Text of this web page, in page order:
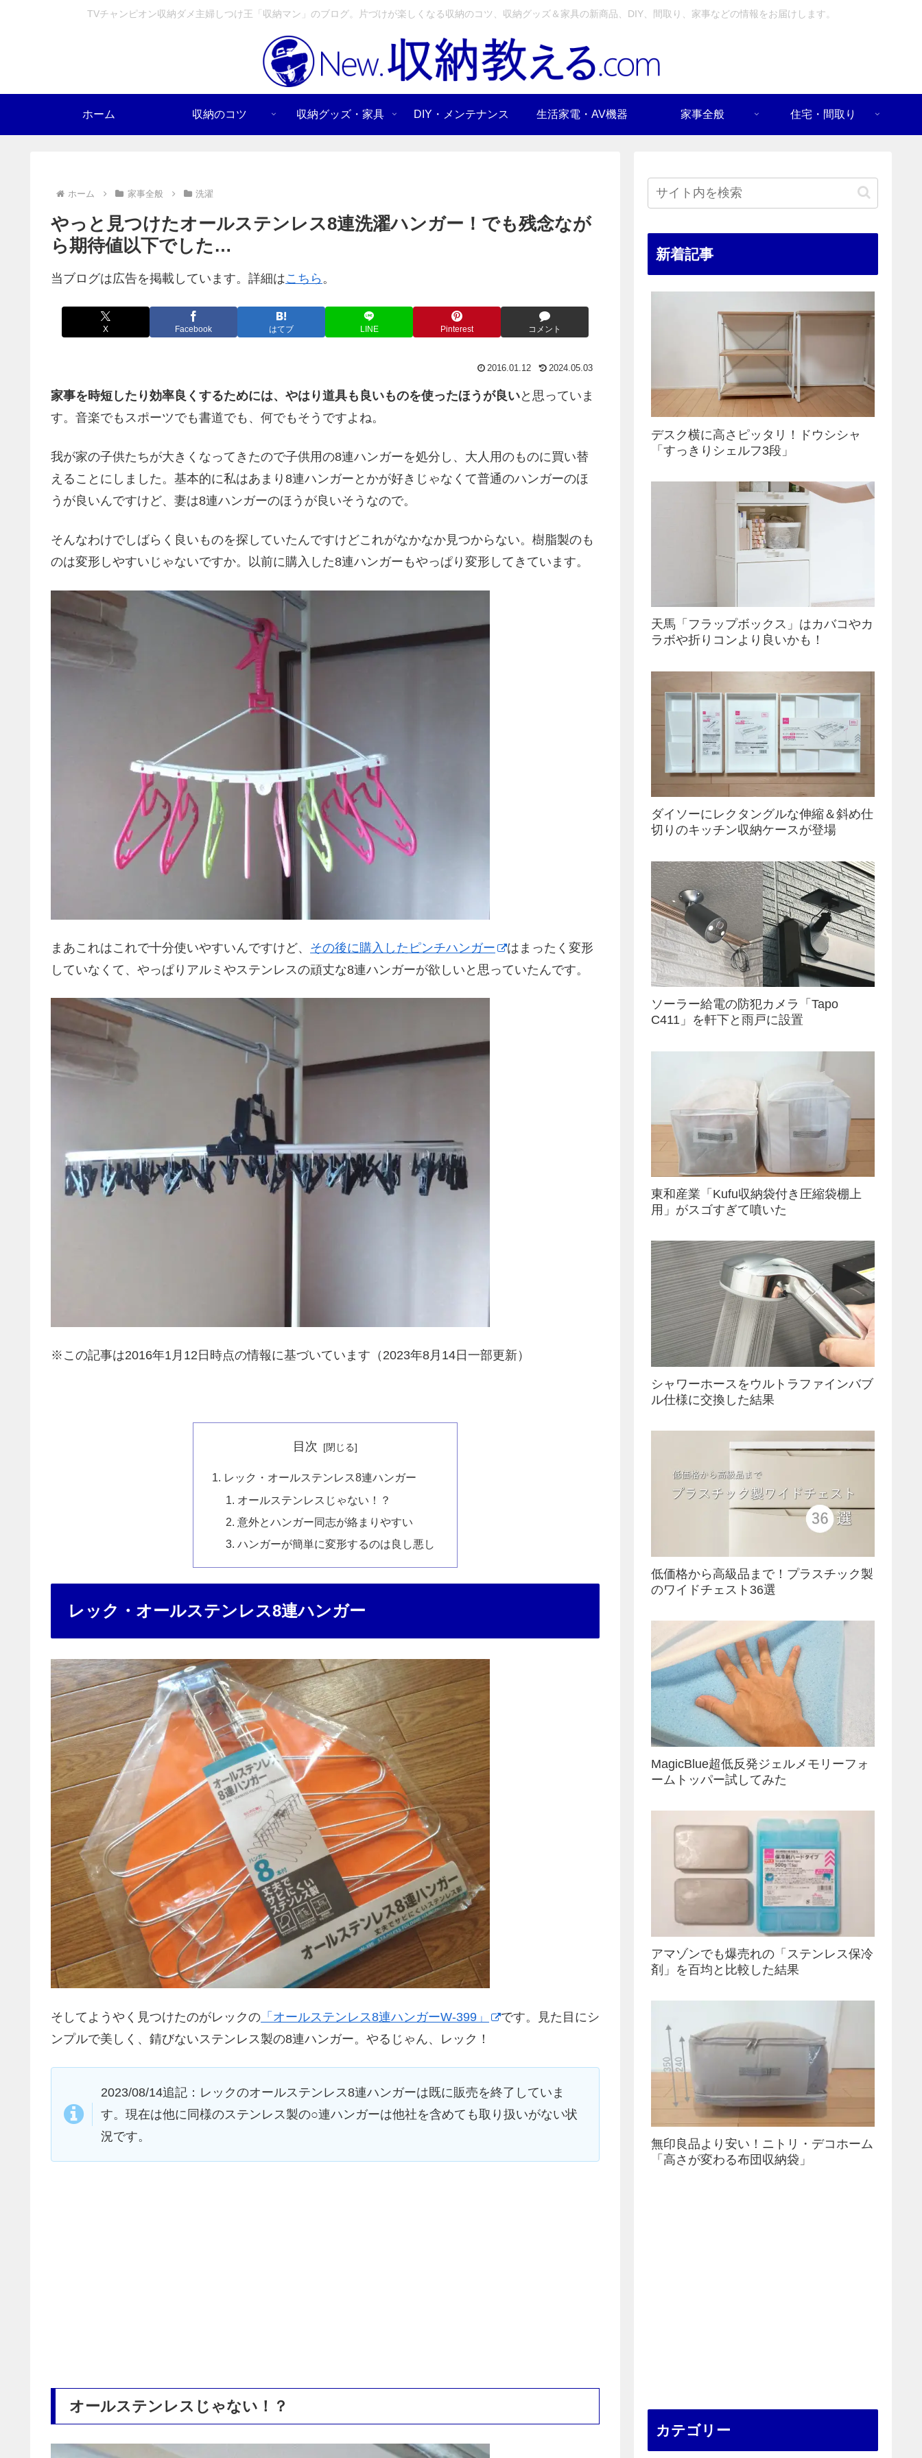
TVチャンピオン収納ダメ主婦しつけ王「収納マン」のブログ。片づけが楽しくなる収納のコツ、収納グッズ＆家具の新商品、DIY、間取り、家事などの情報をお届けします。
ホーム 収納のコツ 収納グッズ・家具 DIY・メンテナンス 生活家電・AV機器 家事全般 住宅・間取り
ホーム 家事全般 洗濯
やっと見つけたオールステンレス8連洗濯ハンガー！でも残念なが
ら期待値以下でした…
当ブログは広告を掲載しています。詳細はこちら 。
X Facebook はてブ LINE Pinterest コメント
2016.01.12 2024.05.03
家事を時短したり効率良くするためには、やはり道具も良いものを使ったほうが良いと思っていま
す。音楽でもスポーツでも書道でも、何でもそうですよね。
我が家の子供たちが大きくなってきたので子供用の8連ハンガーを処分し、大人用のものに買い替
えることにしました。基本的に私はあまり8連ハンガーとかが好きじゃなくて普通のハンガーのほ
うが良いんですけど、妻は8連ハンガーのほうが良いそうなので。
そんなわけでしばらく良いものを探していたんですけどこれがなかなか見つからない。樹脂製のも
のは変形しやすいじゃないですか。以前に購入した8連ハンガーもやっぱり変形してきています。
まあこれはこれで十分使いやすいんですけど、 その後に購入したピンチハンガー
はまったく変形
していなくて、やっぱりアルミやステンレスの頑丈な8連ハンガーが欲しいと思っていたんです。
※この記事は2016年1月12日時点の情報に基づいています（2023年8月14日一部更新）
目次
レック・オールステンレス8連ハンガー
オールステンレスじゃない！？
意外とハンガー同志が絡まりやすい
ハンガーが簡単に変形するのは良し悪し
レック・オールステンレス8連ハンガー
そしてようやく見つけたのがレックの 「オールステンレス8連ハンガーW-399」
です。見た目にシ
ンプルで美しく、錆びないステンレス製の8連ハンガー。やるじゃん、レック！
2023/08/14追記：レックのオールステンレス8連ハンガーは既に販売を終了していま
す。現在は他に同様のステンレス製の○連ハンガーは他社を含めても取り扱いがない状
況です。
オールステンレスじゃない！？
新着記事
デスク横に高さピッタリ！ドウシシャ
「すっきりシェルフ3段」
天馬「フラップボックス」はカバコやカ
ラボや折りコンより良いかも！
ダイソーにレクタングルな伸縮＆斜め仕
切りのキッチン収納ケースが登場
ソーラー給電の防犯カメラ「Tapo
C411」を軒下と雨戸に設置
東和産業「Kufu収納袋付き圧縮袋棚上
用」がスゴすぎて噴いた
シャワーホースをウルトラファインバブ
ル仕様に交換した結果
低価格から高級品まで！プラスチック製
のワイドチェスト36選
MagicBlue超低反発ジェルメモリーフォ
ームトッパー試してみた
アマゾンでも爆売れの「ステンレス保冷
剤」を百均と比較した結果
無印良品より安い！ニトリ・デコホーム
「高さが変わる布団収納袋」
カテゴリー